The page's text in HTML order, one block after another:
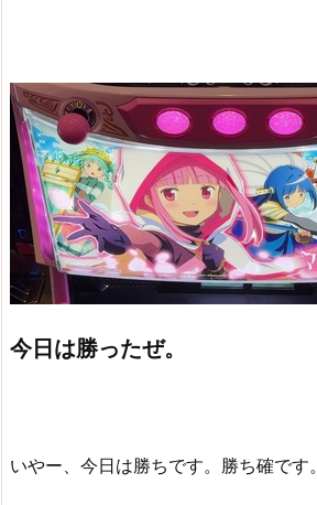
今日は勝ったぜ。
いやー、今日は勝ちです。勝ち確です。